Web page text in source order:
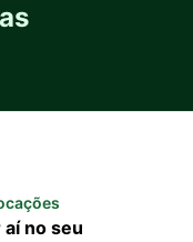
no seu